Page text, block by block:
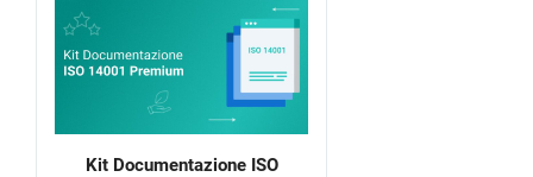
Kit Documentazione ISO